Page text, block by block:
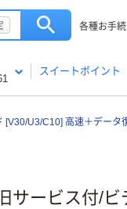
各種お手
スイートポイント
[V30/U3/C10] 高速＋データ
サービス付/ビ